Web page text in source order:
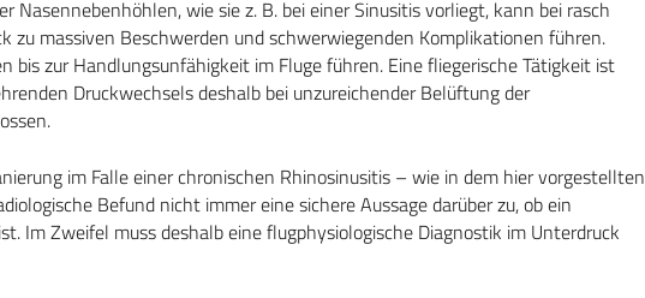
Nasennebenhöhlen, wie sie z. B. bei einer Sinusitis vorliegt, kann bei rasch
zu massiven Beschwerden und schwerwiegenden Komplikationen führen.
bis zur Handlungsunfähigkeit im Fluge führen. Eine fliegerische Tätigkeit ist
Druckwechsels deshalb bei unzureichender Belüftung der
im Falle einer chronischen Rhinosinusitis – wie in dem hier vorgestellten
Befund nicht immer eine sichere Aussage darüber zu, ob ein
Im Zweifel muss deshalb eine flugphysiologische Diagnostik im Unterdruck